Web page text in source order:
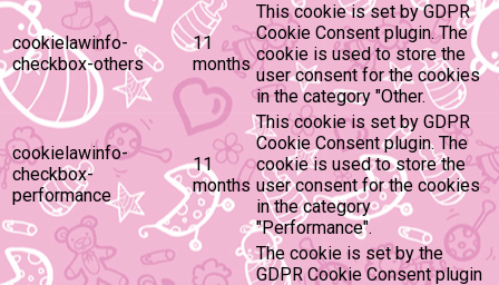
cookielawinfo-
checkbox-others
11
months
This cookie is set by GDPR
Cookie Consent plugin. The
cookie is used to store the
user consent for the cookies
in the category "Other.
cookielawinfo-
checkbox-
performance
11
months
This cookie is set by GDPR
Cookie Consent plugin. The
cookie is used to store the
user consent for the cookies
in the category
"Performance".
The cookie is set by the
GDPR Cookie Consent plugin